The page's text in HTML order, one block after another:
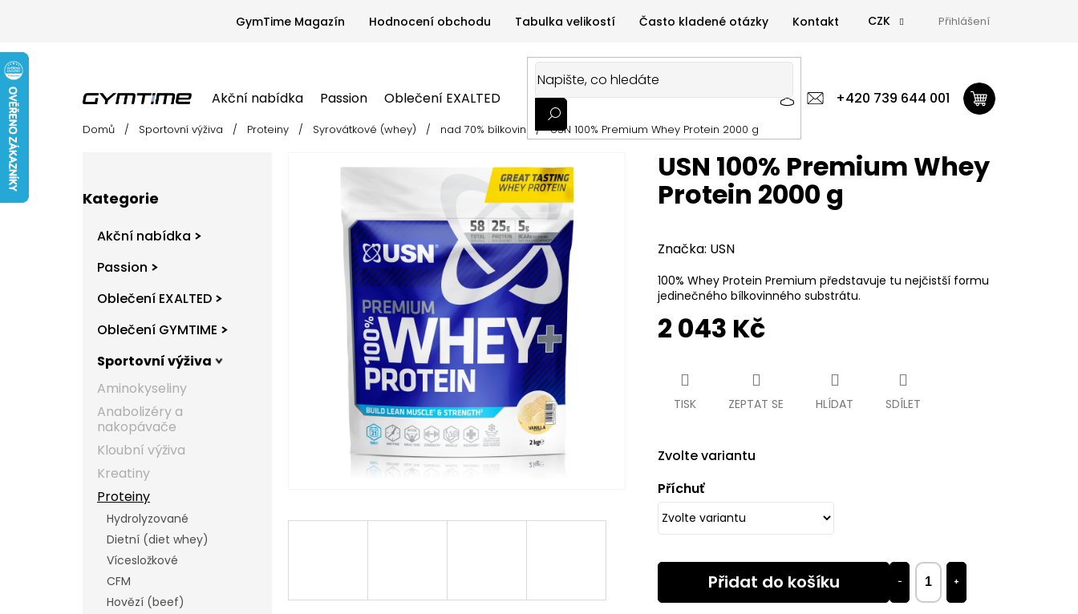
GymTime Magazín Hodnocení obchodu Tabulka velikostí Často kladené otázky Kontakt CZK Přihlášení
+420 739 644 001
Akční nabídka Passion Oblečení EXALTED Oblečení GYMTIME Sportovní výživa Zdravá výživa Doplňky GymTime Magazín
Akční nabídka Passion Oblečení EXALTED Oblečení GYMTIME Sportovní výživa Zdravá výživa Doplňky
Domů / Sportovní výživa / Proteiny / Syrovátkové (whey) / nad 70% bílkovin / USN 100% Premium Whey Protein 2000 g
kategorie
Kategorie
Akční nabídka
Passion
Oblečení EXALTED
Oblečení GYMTIME
Sportovní výživa
Aminokyseliny
Anabolizéry a
nakopávače
Kloubní výživa
Kreatiny
Proteiny
Hydrolyzované
Dietní (diet whey)
Vícesložkové
CFM
Hovězí (beef)
2 043 Kč
Zvolte variantu
Příchuť
+
−
Přidat do košíku
100% Whey Protein Premium představuje tu nejčistší formu
jedinečného bílkovinného substrátu.
TISK ZEPTAT SE HLÍDAT SDÍLET
USN 100% Premium Whey
Protein 2000 g
Značka: USN